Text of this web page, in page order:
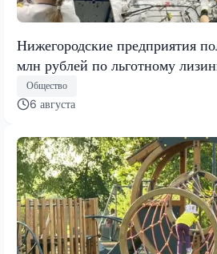
Нижегородские предприятия
млн рублей по льготному
Общество
6 августа